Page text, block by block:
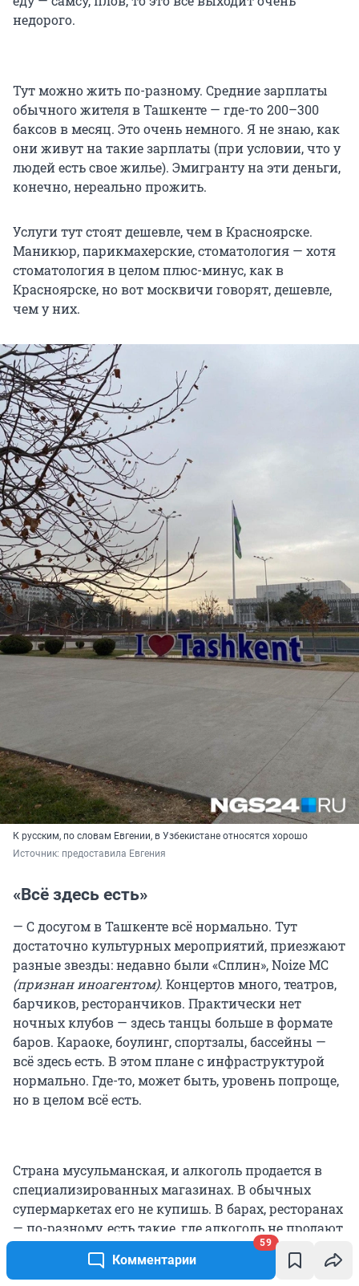
Комментарии
59
недорого.
Тут можно жить по-разному. Средние зарплаты
обычного жителя в Ташкенте — где-то 200–300
баксов в месяц. Это очень немного. Я не знаю, как
они живут на такие зарплаты (при условии, что у
людей есть свое жилье). Эмигранту на эти деньги,
конечно, нереально прожить.
Услуги тут стоят дешевле, чем в Красноярске.
Маникюр, парикмахерские, стоматология — хотя
стоматология в целом плюс-минус, как в
Красноярске, но вот москвичи говорят, дешевле,
чем у них.
К русским, по словам Евгении, в Узбекистане относятся хорошо
Источник: предоставила Евгения
«Всё здесь есть»
— С досугом в Ташкенте всё нормально. Тут
достаточно культурных мероприятий, приезжают
разные звезды: недавно были «Сплин», Noize MC
(признан иноагентом). Концертов много, театров,
барчиков, ресторанчиков. Практически нет
ночных клубов — здесь танцы больше в формате
баров. Караоке, боулинг, спортзалы, бассейны —
всё здесь есть. В этом плане с инфраструктурой
нормально. Где-то, может быть, уровень попроще,
но в целом всё есть.
Страна мусульманская, и алкоголь продается в
специализированных магазинах. В обычных
супермаркетах его не купишь. В барах, ресторанах
— по-разному, есть такие, где алкоголь не продают.
По поводу ислама именно в Ташкенте каких-то